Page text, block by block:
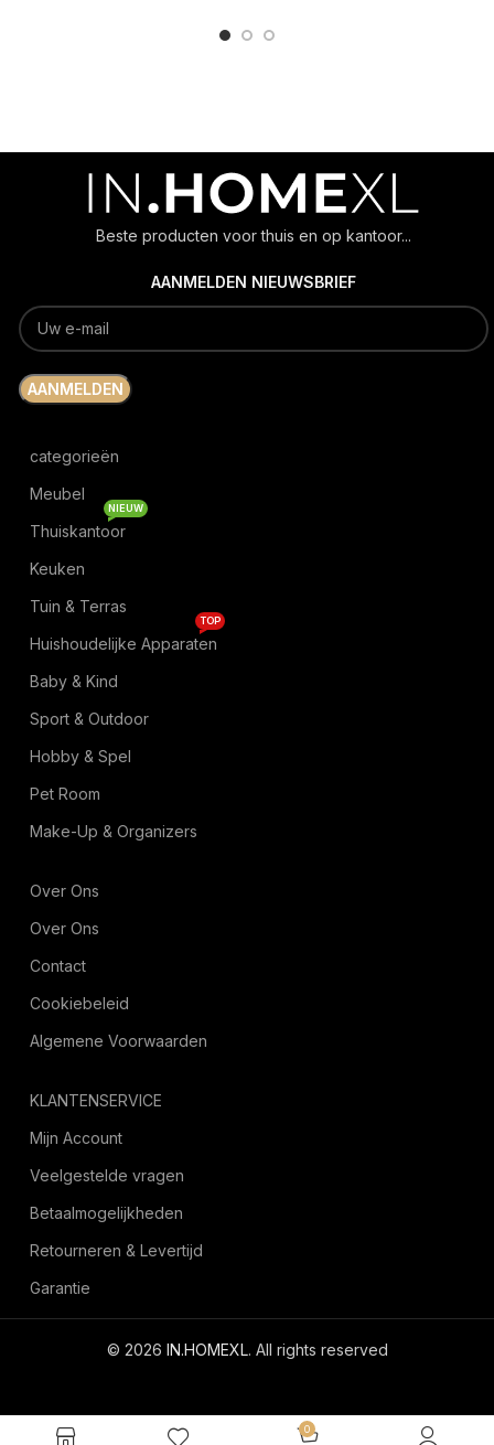
Beste producten voor thuis en op kantoor...
AANMELDEN NIEUWSBRIEF
categorieën
Meubel
Thuiskantoor
NIEUW
Keuken
Tuin & Terras
Huishoudelijke Apparaten
TOP
Baby & Kind
Sport & Outdoor
Hobby & Spel
Pet Room
Make-Up & Organizers
Over Ons
Over Ons
Contact
Cookiebeleid
Algemene Voorwaarden
KLANTENSERVICE
Mijn Account
Veelgestelde vragen
Betaalmogelijkheden
Retourneren & Levertijd
Garantie
© 2026 IN.HOMEXL. All rights reserved
0